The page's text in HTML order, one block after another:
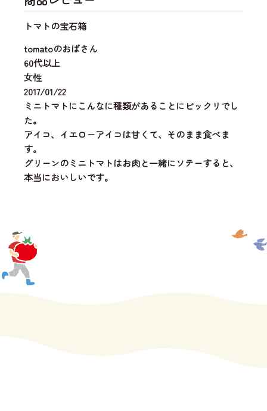
トマトの宝石箱
tomatoのおばさん
60代以上
女性
2017/01/22
ミニトマトにこんなに種類があることにビックリでし
た。
アイコ、イエローアイコは甘くて、そのまま食べま
す。
グリーンのミニトマトはお肉と一緒にソテーすると、
本当においしいです。